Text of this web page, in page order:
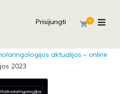
0
Prisijungti
aktualijos – online
2023